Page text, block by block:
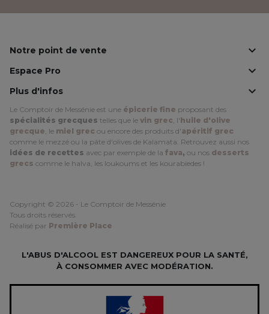
Notre point de vente 
Espace Pro 
Plus d'infos 
Le Comptoir de Messénie est une épicerie fine proposant des
spécialités grecques telles que le vin grec , l'huile d'olive
grecque , le miel grec ou encore des produits d'apéritif grec
comme le mezzé ou la pâte d'olives de Kalamata. Retrouvez aussi nos
idées de recettes avec par exemple de la fava, ou nos desserts
grecs comme le halva, les loukoums et les kourabiedes !
Copyright © 2026 - Le Comptoir de Messénie
Tous droits réservés.
Réalisé par Première Place
L'ABUS D'ALCOOL EST DANGEREUX POUR LA SANTÉ,
À CONSOMMER AVEC MODÉRATION.